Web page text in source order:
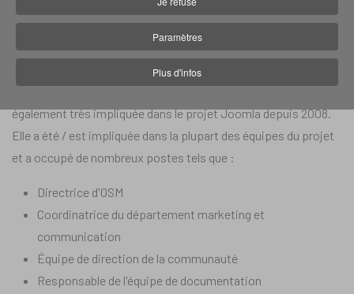
Paramètres
Plus d'infos
Sandra est une spécialiste du CMS Joomla (outil permettant de
également très impliquée dans le projet Joomla depuis 2008.
Elle a été / est impliquée dans la plupart des équipes du projet
et a occupé de nombreux postes tels que :
Directrice d'OSM
Coordinatrice du département marketing et
communication
Équipe de direction de la communauté
Responsable de l'équipe de documentation